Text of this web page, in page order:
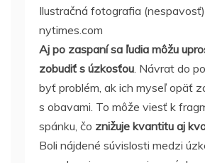
Ilustračná fotografia
nytimes.com
Aj po zaspaní sa ľudia môžu
zobudiť s úzkosťou. Návrat do
byť problém, ak ich myseľ opäť
s obavami. To môže viesť k
spánku, čo znižuje kvantitu aj
Boli nájdené súvislosti medzi